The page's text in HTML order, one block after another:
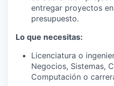
entregar proyectos
presupuesto.
Lo que necesitas:
Licenciatura o
Negocios, Sistemas,
Computación o